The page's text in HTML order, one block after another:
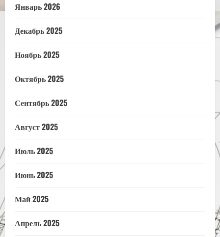
Январь 2026
Декабрь 2025
Ноябрь 2025
Октябрь 2025
Сентябрь 2025
Август 2025
Июль 2025
Июнь 2025
Май 2025
Апрель 2025